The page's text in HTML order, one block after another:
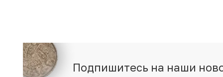
Подпишитесь на наши